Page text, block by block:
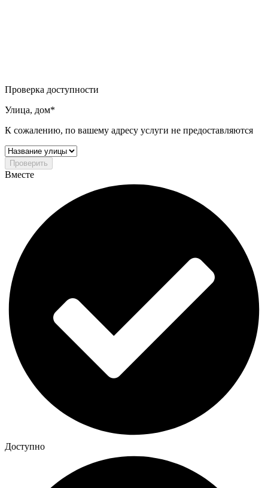
Проверка доступности
Улица, дом*
К сожалению, по вашему адресу услуги не предоставляются
Проверить
Вместе
Доступно